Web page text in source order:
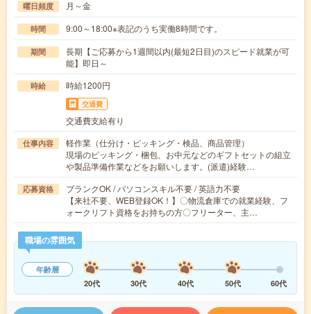
曜日頻度 月～金
時間 9:00～18:00※表記のうち実働8時間です。
期間
長期【ご応募から1週間以内(最短2日目)のスピード就業が可
能】即日～
時給 時給1200円
交通費
交通費支給有り
仕事内容
軽作業（仕分け・ピッキング・検品、商品管理）
現場のピッキング・梱包、お中元などのギフトセットの組立
や製品準備作業などをお願いします。(派遣)経験…
応募資格
ブランクOK / パソコンスキル不要 / 英語力不要
【来社不要、WEB登録OK！】〇物流倉庫での就業経験、フ
ォークリフト資格をお持ちの方〇フリーター、主…
職場の雰囲気
年齢層
20代
30代 40代 50代 60代